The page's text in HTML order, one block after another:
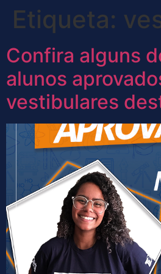
Etiqueta:
Confira alguns
alunos
vestibulares